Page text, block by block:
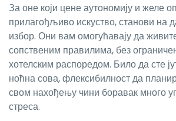
За оне који цене аутономију и желе
прилагођљиво искуство, станови на
избор. Они вам омогућавају да
сопственим правилима, без
хотелским распоредом. Било да сте
ноћна сова, флексибилност да
свом нахођењу чини боравак много
стреса.